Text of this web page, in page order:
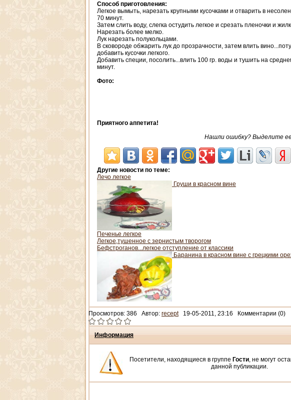
Способ приготовления:
Легкое вымыть, нарезать крупными кусочками и отварить в
70 минут.
Затем слить воду, слегка остудить легкое и срезать пленочки и
Нарезать более мелко.
Лук нарезать полукольцами.
В сковороде обжарить лук до прозрачности, затем влить
добавить кусочки легкого.
Добавить специи, посолить...влить 100 гр. воды и тушить на
минут.
Фото:
Приятного аппетита!
Нашли ошибку? Выделите
Другие новости по теме:
Лечо легкое
Груши в красном вине
Печенье легкое
Легкое,тушенное с зернистым творогом
Бефстроганов...легкое отступление от классики
Баранина в красном вине с грецкими
Просмотров: 386 Автор: recept19-05-2011, 23:16 Комментарии (0)
Информация
Посетители, находящиеся в группе Гости, не могут
данной публикации.